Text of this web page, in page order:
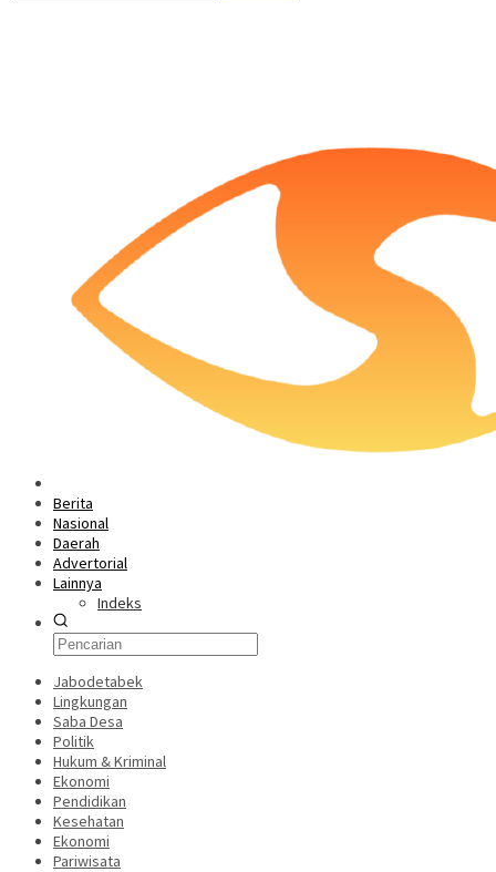
Berita
Nasional
Daerah
Advertorial
Lainnya
Indeks
Jabodetabek
Lingkungan
Saba Desa
Politik
Hukum & Kriminal
Ekonomi
Pendidikan
Kesehatan
Ekonomi
Pariwisata